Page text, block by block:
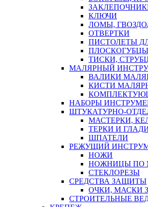
КЛЮЧИ
ЛОМЫ,
ОТВЕРТКИ
ПИСТОЛЕТЫ
ТИСКИ,
МАЛЯРНЫЙ
ВАЛИКИ
КИСТИ
НАБОРЫ
ШТУКАТУРНО-
МАСТЕРКИ,
ТЕРКИ И
ШПАТЕЛИ
РЕЖУЩИЙ
НОЖИ
НОЖНИЦЫ ПО
СТЕКЛОРЕЗЫ
СРЕДСТВА ЗАЩИТЫ
ОЧКИ, МАСКИ
СТРОИТЕЛЬНЫЕ